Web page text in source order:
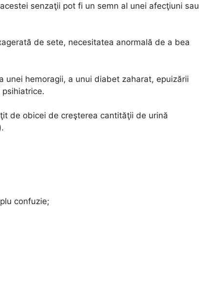
senzaţii pot fi un semn al unei afecţiuni sau
de sete, necesitatea anormală de a bea
unei hemoragii, a unui diabet zaharat, epuizării
de obicei de creşterea cantităţii de urină
confuzie;